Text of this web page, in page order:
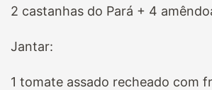
2 castanhas do Pará + 4
Jantar:
1 tomate assado recheado com